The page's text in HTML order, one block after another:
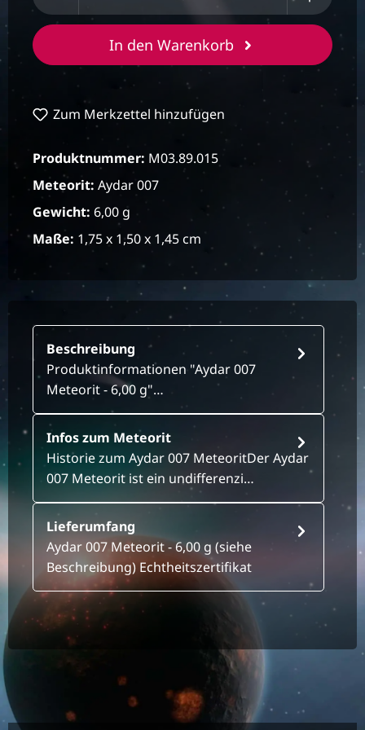
In den Warenkorb
Zum Merkzettel hinzufügen
Produktnummer: M03.89.015
Meteorit: Aydar 007
Gewicht: 6,00 g
Maße: 1,75 x 1,50 x 1,45 cm
Beschreibung
Produktinformationen "Aydar 007
Meteorit - 6,00 g"…
Infos zum Meteorit
Historie zum Aydar 007 MeteoritDer Aydar
007 Meteorit ist ein undifferenzi…
Lieferumfang
Aydar 007 Meteorit - 6,00 g (siehe
Beschreibung) Echtheitszertifikat